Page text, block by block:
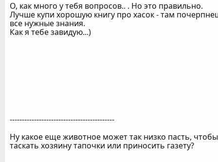
О, как много у тебя вопросов.. . Но это правильно.
Лучше купи хорошую книгу про хасок - там
все нужные знания.
Как я тебе завидую...)
-------------------------------------------
Ну какое еще животное может так низко пасть, чтобы
таскать хозяину тапочки или приносить газету?